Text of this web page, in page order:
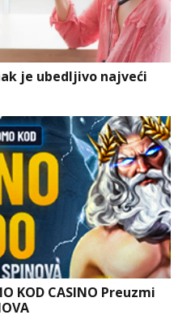
je ubedljivo najveći
KOD CASINO Preuzmi